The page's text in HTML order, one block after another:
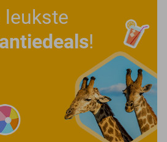
leukste
!